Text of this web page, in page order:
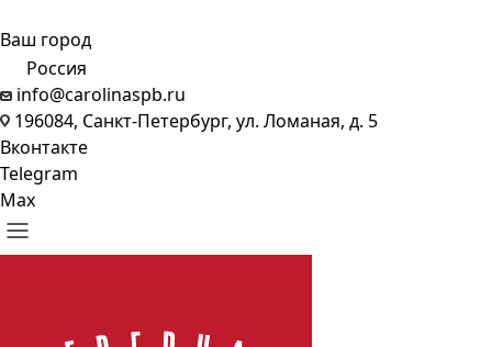
Ваш город
Россия
info@carolinaspb.ru
196084, Санкт-Петербург, ул. Ломаная, д. 5
Вконтакте
Telegram
Max